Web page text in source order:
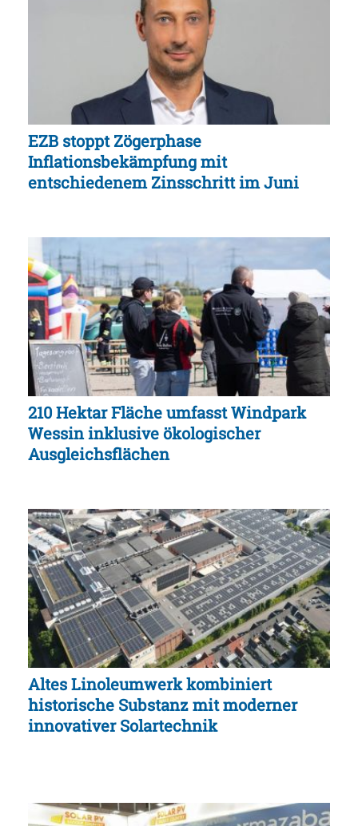
EZB stoppt Zögerphase
Inflationsbekämpfung mit
entschiedenem Zinsschritt im Juni
210 Hektar Fläche umfasst Windpark
Wessin inklusive ökologischer
Ausgleichsflächen
Altes Linoleumwerk kombiniert
historische Substanz mit moderner
innovativer Solartechnik